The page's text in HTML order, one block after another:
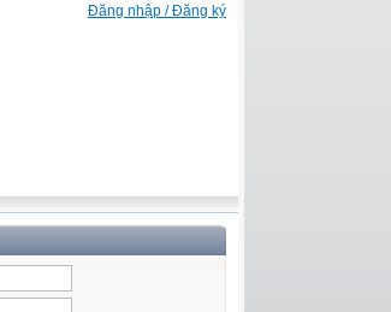
Đăng nhập / Đăng ký